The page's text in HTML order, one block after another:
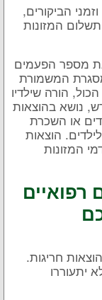
הביקורים,
המזונות
מספר הפעמים
המשמורת
הורה שילדיו
נושא בהוצאות
או השכרת
הוצאות
המזונות
רפואיים
חריגות.
יתעוררו